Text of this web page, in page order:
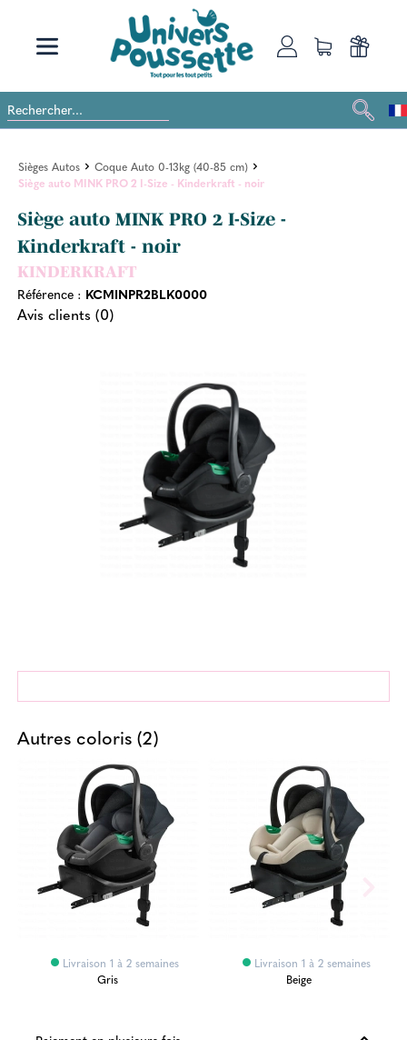
Sièges Autos
Coque Auto 0-13kg (40-85 cm)
Siège auto MINK PRO 2 I-Size - Kinderkraft - noir
Siège auto MINK PRO 2 I-Size -
Kinderkraft - noir
KINDERKRAFT
Référence : KCMINPR2BLK0000
Avis clients (0)
Autres coloris (2)
Livraison 1 à 2 semaines
Gris
Livraison 1 à 2 semaines
Beige